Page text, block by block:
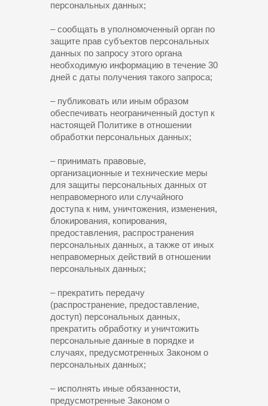
персональных данных;
– сообщать в уполномоченный орган по
защите прав субъектов персональных
данных по запросу этого органа
необходимую информацию в течение 30
дней с даты получения такого запроса;
– публиковать или иным образом
обеспечивать неограниченный доступ к
настоящей Политике в отношении
обработки персональных данных;
– принимать правовые,
организационные и технические меры
для защиты персональных данных от
неправомерного или случайного
доступа к ним, уничтожения, изменения,
блокирования, копирования,
предоставления, распространения
персональных данных, а также от иных
неправомерных действий в отношении
персональных данных;
– прекратить передачу
(распространение, предоставление,
доступ) персональных данных,
прекратить обработку и уничтожить
персональные данные в порядке и
случаях, предусмотренных Законом о
персональных данных;
– исполнять иные обязанности,
предусмотренные Законом о